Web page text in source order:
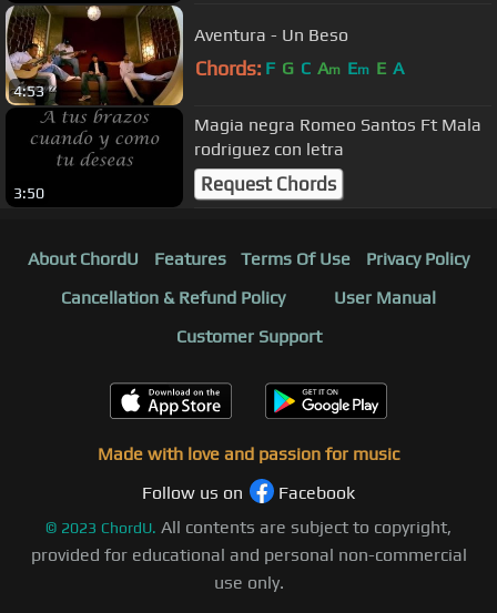
4:53
Aventura - Un Beso
Chords: F G C Am Em E A
3:50
Magia negra Romeo Santos Ft Mala
rodriguez con letra
Request Chords
About ChordU Features Terms Of Use
Privacy Policy
Cancellation & Refund Policy
User Manual
Customer Support
Made with love and passion for music
Follow us on
Facebook
© 2023 ChordU. All contents are subject to copyright,
provided for educational and personal non-commercial
use only.